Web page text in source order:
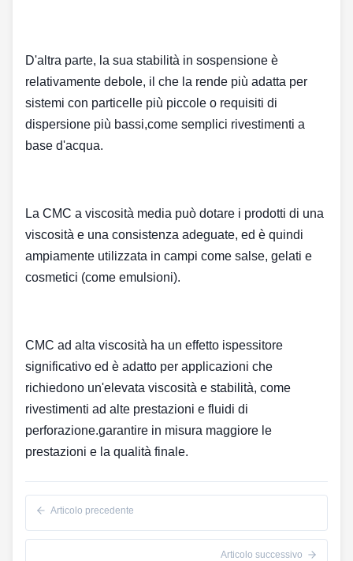
D'altra parte, la sua stabilità in sospensione è
relativamente debole, il che la rende più adatta per
sistemi con particelle più piccole o requisiti di
dispersione più bassi,come semplici rivestimenti a
base d'acqua.
La CMC a viscosità media può dotare i prodotti di una
viscosità e una consistenza adeguate, ed è quindi
ampiamente utilizzata in campi come salse, gelati e
cosmetici (come emulsioni).
CMC ad alta viscosità ha un effetto ispessitore
significativo ed è adatto per applicazioni che
richiedono un'elevata viscosità e stabilità, come
rivestimenti ad alte prestazioni e fluidi di
perforazione.garantire in misura maggiore le
prestazioni e la qualità finale.
Articolo precedente
Articolo successivo